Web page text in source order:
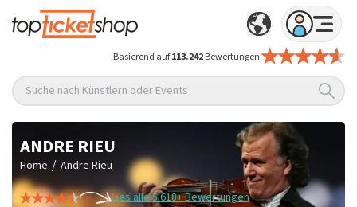
Basierend auf113.242Bewertungen
Suche nach Künstlern oder Events
ANDRE RIEU
Home / Andre Rieu
Lies alle 5.618+ Bewertungen